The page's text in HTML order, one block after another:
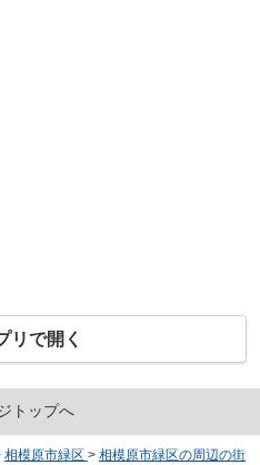
リで開く
トップへ
相模原市緑区 > 相模原市緑区の周辺の街